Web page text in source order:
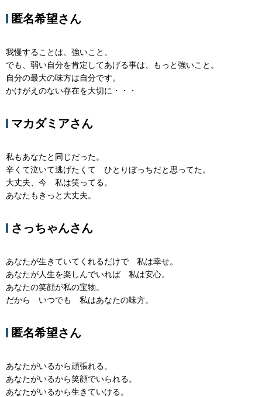
匿名希望さん
我慢することは、強いこと。
でも、弱い自分を肯定してあげる事は、もっと強いこと。
自分の最大の味方は自分です。
かけがえのない存在を大切に・・・
マカダミアさん
私もあなたと同じだった。
辛くて泣いて逃げたくて ひとりぼっちだと思ってた。
大丈夫、今 私は笑ってる。
あなたもきっと大丈夫。
さっちゃんさん
あなたが生きていてくれるだけで 私は幸せ。
あなたが人生を楽しんでいれば 私は安心。
あなたの笑顔が私の宝物。
だから いつでも 私はあなたの味方。
匿名希望さん
あなたがいるから頑張れる。
あなたがいるから笑顔でいられる。
あなたがいるから生きていける。